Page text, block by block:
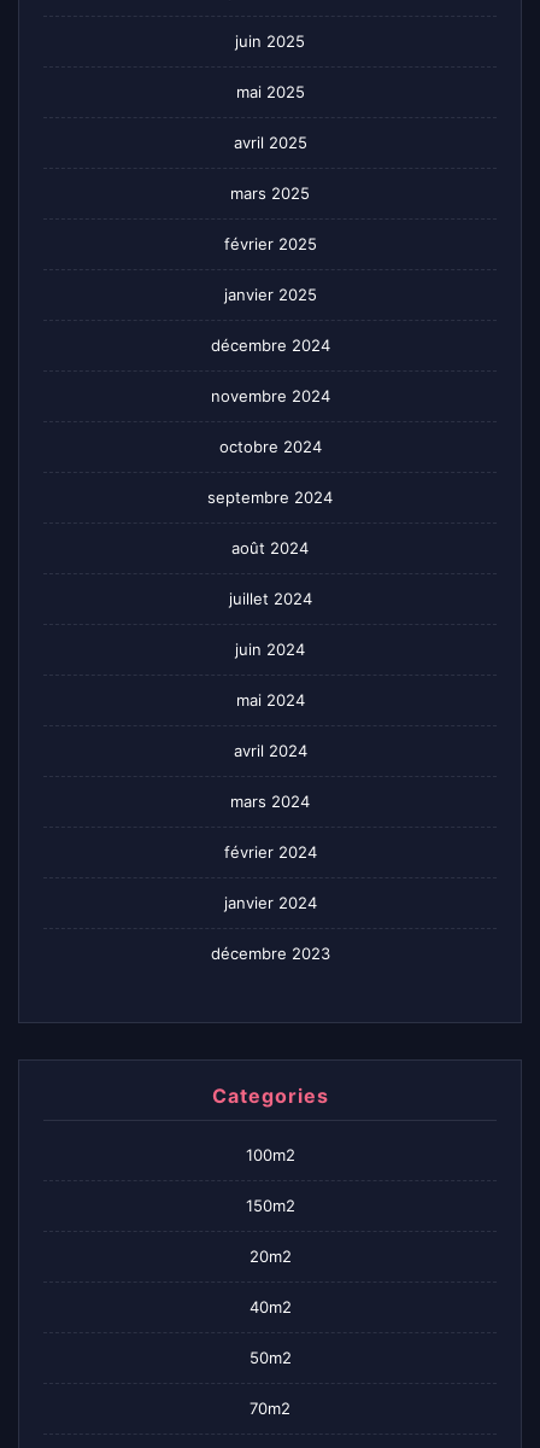
juin 2025
mai 2025
avril 2025
mars 2025
février 2025
janvier 2025
décembre 2024
novembre 2024
octobre 2024
septembre 2024
août 2024
juillet 2024
juin 2024
mai 2024
avril 2024
mars 2024
février 2024
janvier 2024
décembre 2023
Categories
100m2
150m2
20m2
40m2
50m2
70m2